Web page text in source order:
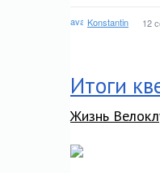
Konstantin 12
Итоги
Жизнь